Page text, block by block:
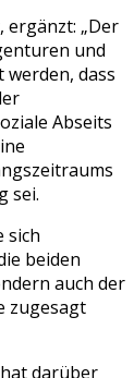
ergänzt: „Der
und
dass
Abseits
sei.
sich
beiden
auch der
zugesagt
darüber